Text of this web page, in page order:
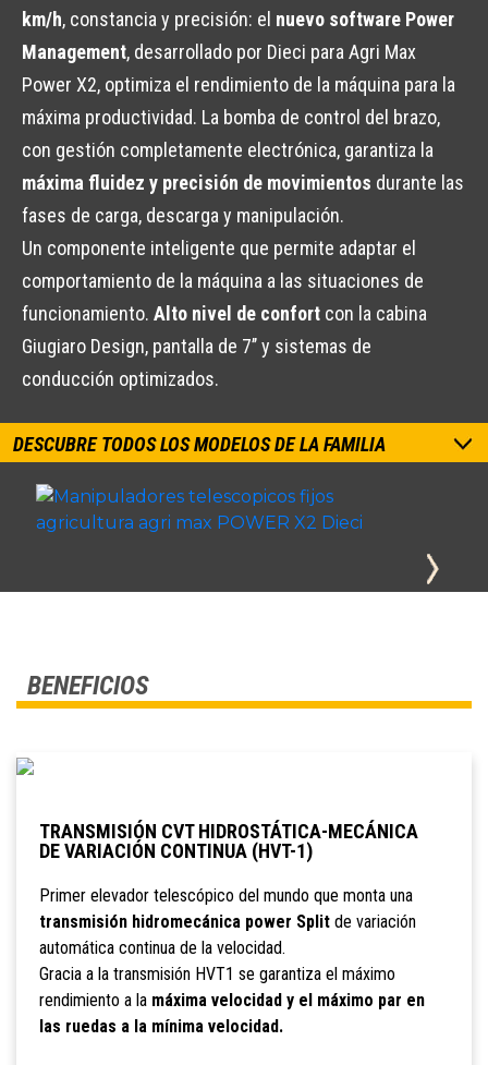
km/h, constancia y precisión: el nuevo software Power
Management, desarrollado por Dieci para Agri Max
Power X2, optimiza el rendimiento de la máquina para la
máxima productividad. La bomba de control del brazo,
con gestión completamente electrónica, garantiza la
máxima fluidez y precisión de movimientos durante las
fases de carga, descarga y manipulación.
Un componente inteligente que permite adaptar el
comportamiento de la máquina a las situaciones de
funcionamiento. Alto nivel de confort con la cabina
Giugiaro Design, pantalla de 7’’ y sistemas de
conducción optimizados.
DESCUBRE TODOS LOS MODELOS DE LA FAMILIA
BENEFICIOS
TRANSMISIÓN CVT HIDROSTÁTICA-MECÁNICA
DE VARIACIÓN CONTINUA (HVT-1)
Primer elevador telescópico del mundo que monta una
transmisión hidromecánica power Splitde variación
automática continua de la velocidad.
Gracia a la transmisión HVT1 se garantiza el máximo
rendimiento a la máxima velocidad y el máximo par en
las ruedas a la mínima velocidad.